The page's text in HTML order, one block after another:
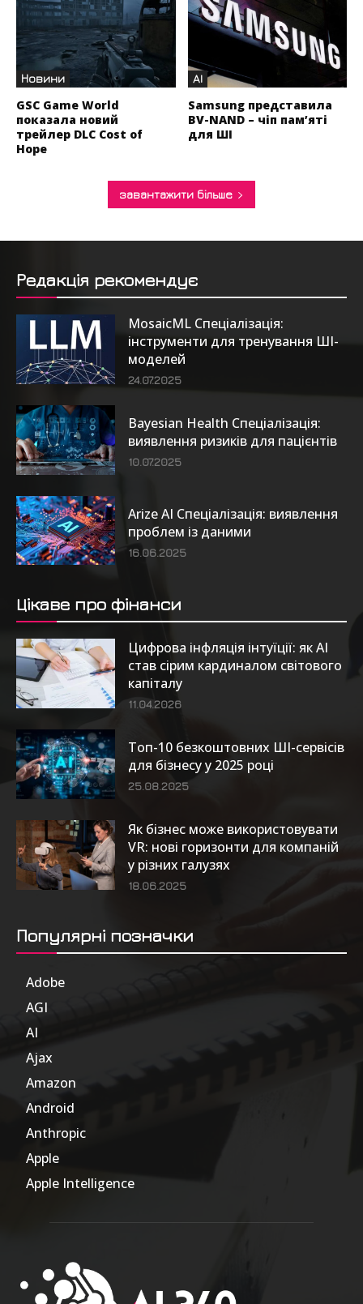
Новини
GSC Game World
показала новий
трейлер DLC Cost of
Hope
AI
Samsung представила
BV-NAND – чіп пам’яті
для ШІ
завантажити більше
Редакція рекомендує
MosaicML Спеціалізація:
інструменти для тренування ШІ-
моделей
24.07.2025
Bayesian Health Спеціалізація:
виявлення ризиків для пацієнтів
10.07.2025
Arize AI Спеціалізація: виявлення
проблем із даними
16.06.2025
Цікаве про фінанси
Цифрова інфляція інтуїції: як AI
став сірим кардиналом світового
капіталу
11.04.2026
Топ-10 безкоштовних ШІ-сервісів
для бізнесу у 2025 році
25.08.2025
Як бізнес може використовувати
VR: нові горизонти для компаній
у різних галузях
18.06.2025
Популярні позначки
Adobe
AGI
AI
Ajax
Amazon
Android
Anthropic
Apple
Apple Intelligence